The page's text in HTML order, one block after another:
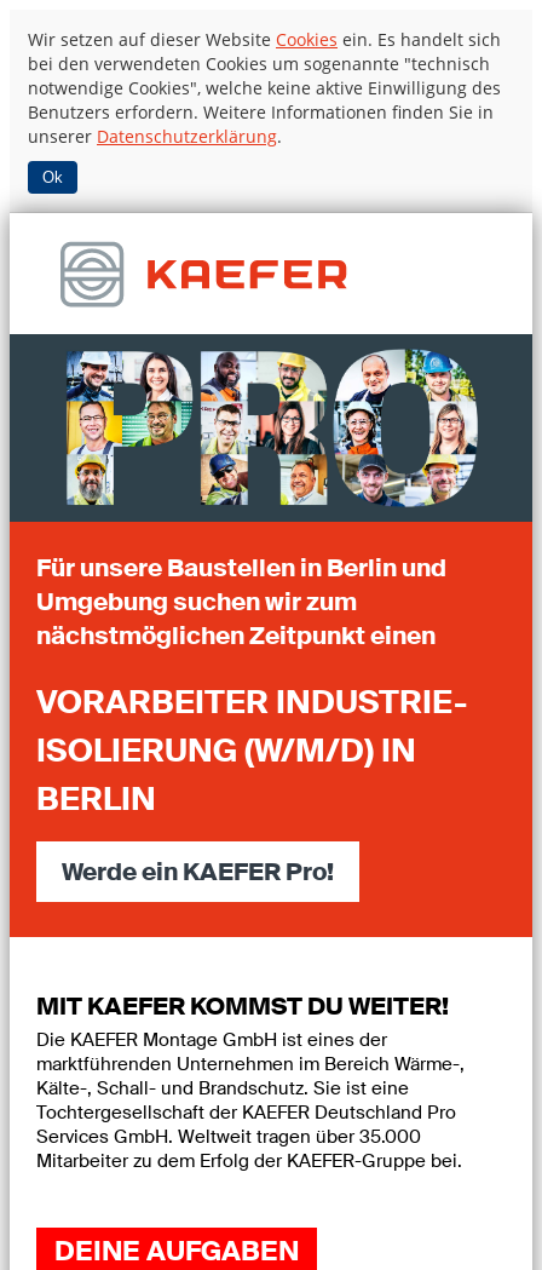
Wir setzen auf dieser Website Cookies ein. Es handelt sich
bei den verwendeten Cookies um sogenannte "technisch
notwendige Cookies", welche keine aktive Einwilligung des
Benutzers erfordern. Weitere Informationen finden Sie in
unserer Datenschutzerklärung.
Ok
Für unsere Baustellen in Berlin und
Umgebung suchen wir zum
nächstmöglichen Zeitpunkt einen
VORARBEITER INDUSTRIE-
ISOLIERUNG (W/M/D) IN
BERLIN
Werde ein KAEFER Pro!
MIT KAEFER KOMMST DU WEITER!
Die KAEFER Montage GmbH ist eines der
marktführenden Unternehmen im Bereich Wärme-,
Kälte-, Schall- und Brandschutz. Sie ist eine
Tochtergesellschaft der KAEFER Deutschland Pro
Services GmbH. Weltweit tragen über 35.000
Mitarbeiter zu dem Erfolg der KAEFER-Gruppe bei.
DEINE AUFGABEN